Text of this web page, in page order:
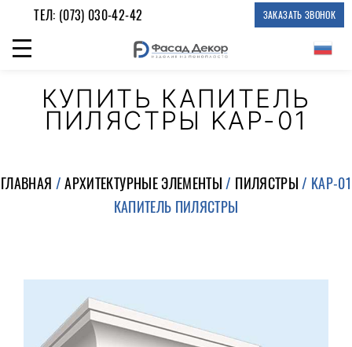
ТЕЛ: (073) 030-42-42 ЗАКАЗАТЬ ЗВОНОК
КУПИТЬ КАПИТЕЛЬ
ПИЛЯСТРЫ KAP-01
ГЛАВНАЯ /АРХИТЕКТУРНЫЕ ЭЛЕМЕНТЫ / ПИЛЯСТРЫ / KAP-01
КАПИТЕЛЬ ПИЛЯСТРЫ